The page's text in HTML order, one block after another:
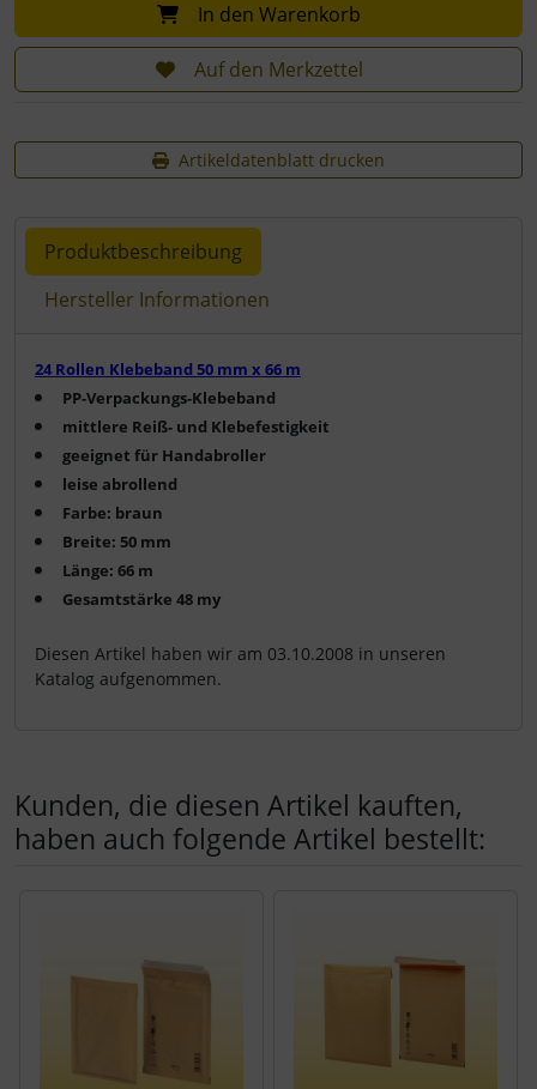
In den Warenkorb
Auf den Merkzettel
Artikeldatenblatt drucken
Produktbeschreibung
Hersteller Informationen
Produktbeschreibung
24 Rollen Klebeband 50 mm x 66 m
PP-Verpackungs-Klebeband
mittlere Reiß- und Klebefestigkeit
geeignet für Handabroller
leise abrollend
Farbe: braun
Breite: 50 mm
Länge: 66 m
Gesamtstärke 48 my
Diesen Artikel haben wir am 03.10.2008 in unseren
Katalog aufgenommen.
Kunden, die diesen Artikel kauften,
haben auch folgende Artikel bestellt: